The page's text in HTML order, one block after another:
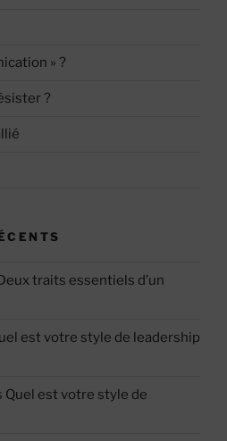
» ?
?
traits essentiels d’un
est votre style de leadership
Quel est votre style de